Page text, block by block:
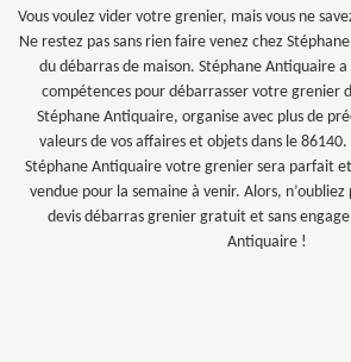
Vous voulez vider votre grenier, mais vous ne
Ne restez pas sans rien faire venez chez
du débarras de maison. Stéphane Antiquaire a
compétences pour débarrasser votre grenier
Stéphane Antiquaire, organise avec plus de
valeurs de vos affaires et objets dans le
Stéphane Antiquaire votre grenier sera parfait
vendue pour la semaine à venir. Alors,
devis débarras grenier gratuit et sans
Antiquaire !